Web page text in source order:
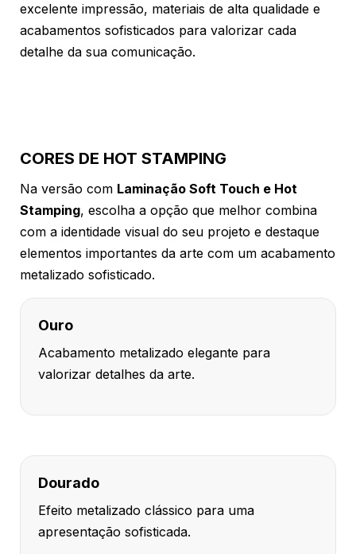
excelente impressão, materiais de alta qualidade e
acabamentos sofisticados para valorizar cada
detalhe da sua comunicação.
CORES DE HOT STAMPING
Na versão com Laminação Soft Touch e Hot
Stamping, escolha a opção que melhor combina
com a identidade visual do seu projeto e destaque
elementos importantes da arte com um acabamento
metalizado sofisticado.
Ouro
Acabamento metalizado elegante para
valorizar detalhes da arte.
Dourado
Efeito metalizado clássico para uma
apresentação sofisticada.